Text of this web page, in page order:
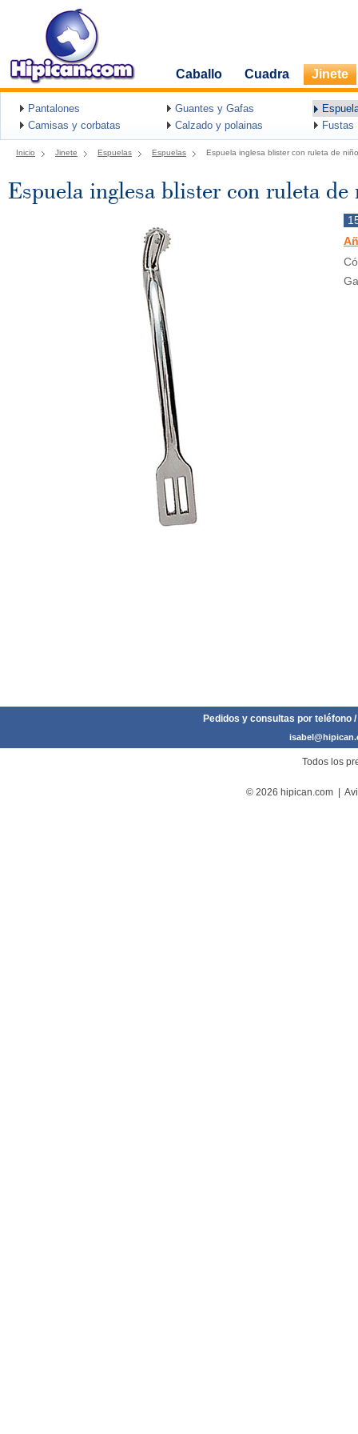
Caballo Cuadra Jinete
Pantalones Guantes y Gafas
Camisas y corbatas
Calzado y polainas Fustas
Inicio Jinete Espuelas Espuelas Espuela inglesa blister con ruleta de niño
Espuela inglesa blister con ruleta de
Pedidos y consultas por teléfono
Todos los
© 2026 hipican.com |